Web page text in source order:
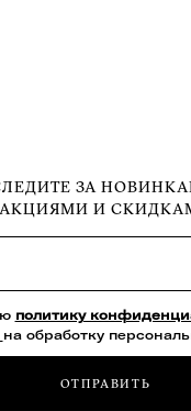
ЗА
АКЦИЯМИ И
политику
на обработку
ОТПРАВИТЬ